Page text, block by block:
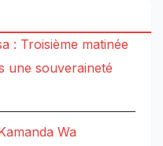
: Troisième matinée
une souveraineté
Wa